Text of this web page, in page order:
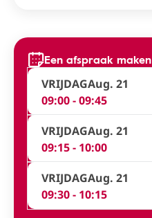
Een afspraak maken
VRIJDAGAug. 21
09:00 - 09:45
VRIJDAGAug. 21
09:15 - 10:00
VRIJDAGAug. 21
09:30 - 10:15